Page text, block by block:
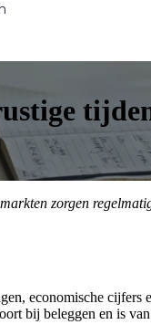
zorgen
economische
bij beleggen en is